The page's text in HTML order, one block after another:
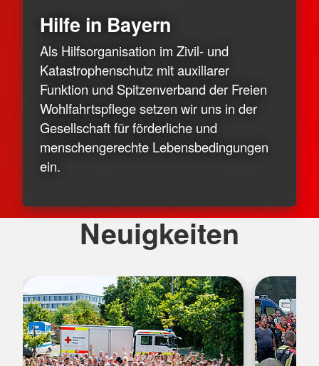
Hilfe in Bayern
Als Hilfsorganisation im Zivil- und
Katastrophenschutz mit auxiliarer
Funktion und Spitzenverband der Freien
Wohlfahrtspflege setzen wir uns in der
Gesellschaft für förderliche und
menschengerechte Lebensbedingungen
ein.
Neuigkeiten